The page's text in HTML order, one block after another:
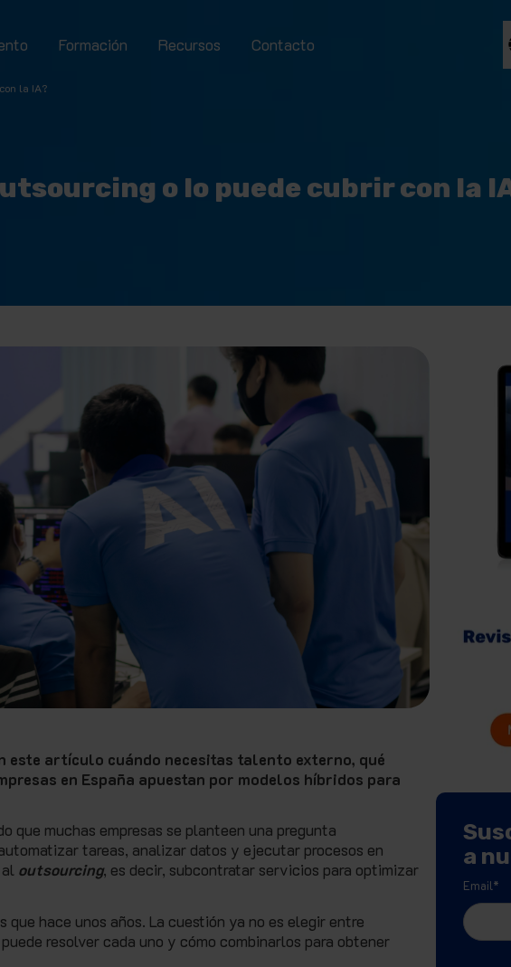
Formación Recursos Contacto
la IA?
o lo puede cubrir con la
artículo cuándo necesitas talento externo, qué
en España apuestan por modelos híbridos para
que muchas empresas se planteen una pregunta
tareas, analizar datos y ejecutar procesos en
outsourcing, es decir, subcontratar servicios para optimizar
hace unos años. La cuestión ya no es elegir entre
resolver cada uno y cómo combinarlos para obtener
a
Email*